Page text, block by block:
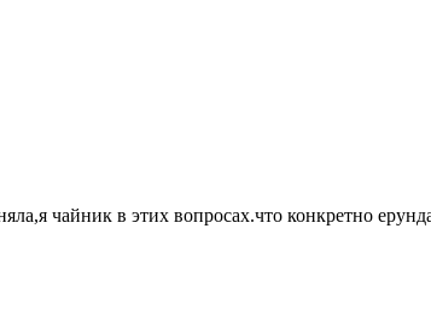
чайник в этих вопросах.что конкретно